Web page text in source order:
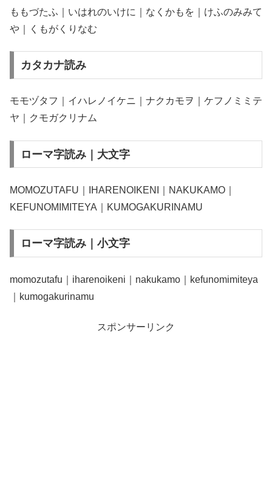
ももづたふ｜いはれのいけに｜なくかもを｜けふのみみて
や｜くもがくりなむ
カタカナ読み
モモヅタフ｜イハレノイケニ｜ナクカモヲ｜ケフノミミテ
ヤ｜クモガクリナム
ローマ字読み｜大文字
MOMOZUTAFU｜IHARENOIKENI｜NAKUKAMO｜
KEFUNOMIMITEYA｜KUMOGAKURINAMU
ローマ字読み｜小文字
momozutafu｜iharenoikeni｜nakukamo｜kefunomimiteya
｜kumogakurinamu
スポンサーリンク